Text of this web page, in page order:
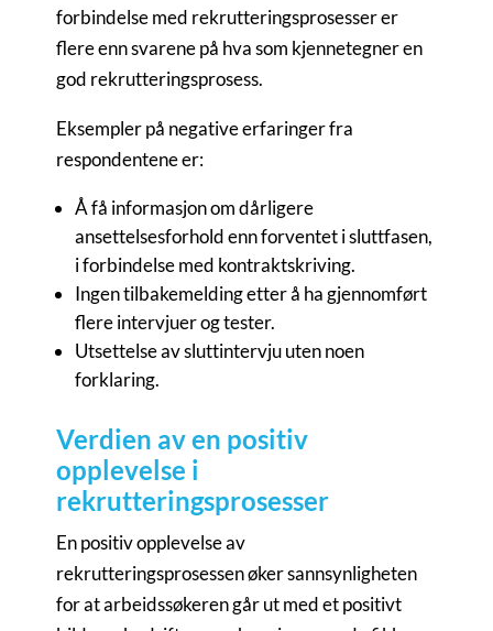
forbindelse med rekrutteringsprosesser er
flere enn svarene på hva som kjennetegner en
god rekrutteringsprosess.
Eksempler på negative erfaringer fra
respondentene er:
Å få informasjon om dårligere
ansettelsesforhold enn forventet i sluttfasen,
i forbindelse med kontraktskriving.
Ingen tilbakemelding etter å ha gjennomført
flere intervjuer og tester.
Utsettelse av sluttintervju uten noen
forklaring.
Verdien av en positiv
opplevelse i
rekrutteringsprosesser
En positiv opplevelse av
rekrutteringsprosessen øker sannsynligheten
for at arbeidssøkeren går ut med et positivt